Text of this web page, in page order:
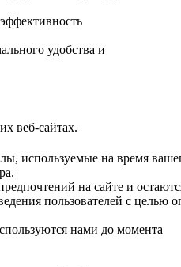
удобства и
веб-сайтах.
используемые на время
на сайте и
пользователей с целью
нами до момента